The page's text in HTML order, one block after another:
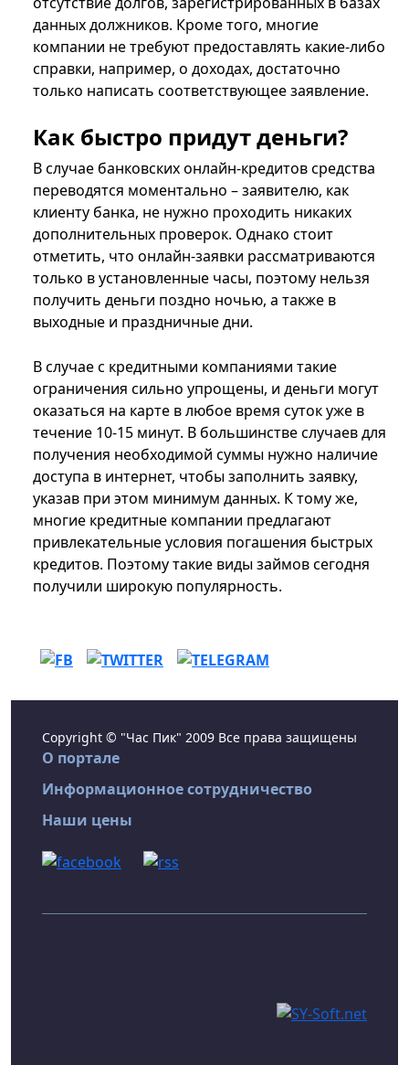
данных должников. Кроме того, многие
компании не требуют предоставлять какие-либо
справки, например, о доходах, достаточно
только написать соответствующее заявление.
Как быстро придут деньги?
В случае банковских онлайн-кредитов средства
переводятся моментально – заявителю, как
клиенту банка, не нужно проходить никаких
дополнительных проверок. Однако стоит
отметить, что онлайн-заявки рассматриваются
только в установленные часы, поэтому нельзя
получить деньги поздно ночью, а также в
выходные и праздничные дни.
В случае с кредитными компаниями такие
ограничения сильно упрощены, и деньги могут
оказаться на карте в любое время суток уже в
течение 10-15 минут. В большинстве случаев для
получения необходимой суммы нужно наличие
доступа в интернет, чтобы заполнить заявку,
указав при этом минимум данных. К тому же,
многие кредитные компании предлагают
привлекательные условия погашения быстрых
кредитов. Поэтому такие виды займов сегодня
получили широкую популярность.
Copyright © "Час Пик" 2009 Все права защищены
О портале
Информационное сотрудничество
Наши цены